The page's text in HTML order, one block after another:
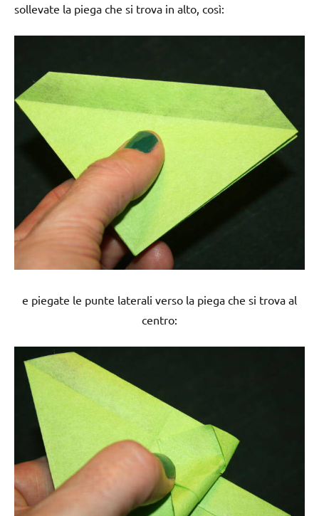
sollevate la piega che si trova in alto, così:
e piegate le punte laterali verso la piega che si trova al
centro: